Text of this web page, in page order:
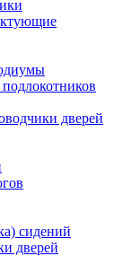
дверей
сидений
дверей